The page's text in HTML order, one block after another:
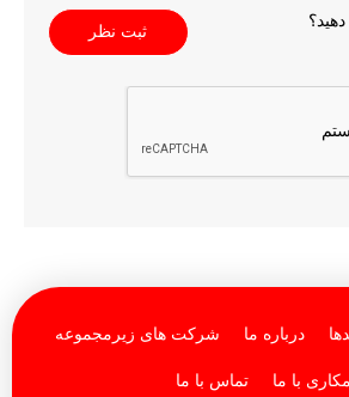
ثبت نظر
درباره ما شرکت های زیرمجموعه
با ما تماس با ما